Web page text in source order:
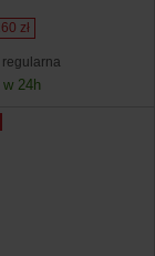
zł
regularna
w 24h